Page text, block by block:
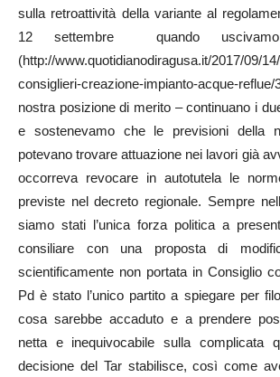
sulla retroattività della variante al
12 settembre quando uscivamo
(http://www.quotidianodiragusa.it/2017/09/
consiglieri-creazione-impianto-acque-
nostra posizione di merito – continuano i
e sostenevamo che le previsioni della
potevano trovare attuazione nei lavori già
occorreva revocare in autotutela le
previste nel decreto regionale. Sempre
siamo stati l’unica forza politica a
consiliare con una proposta di
scientificamente non portata in Consiglio
Pd è stato l’unico partito a spiegare per
cosa sarebbe accaduto e a prendere
netta e inequivocabile sulla complicata
decisione del Tar stabilisce, così come